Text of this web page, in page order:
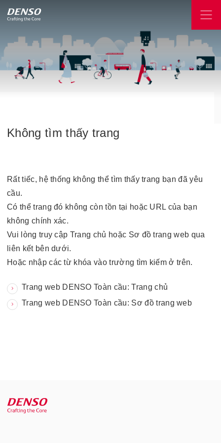
Không tìm thấy trang
Rất tiếc, hệ thống không thể tìm thấy trang bạn đã yêu
cầu.
Có thể trang đó không còn tồn tại hoặc URL của bạn
không chính xác.
Vui lòng truy cập Trang chủ hoặc Sơ đồ trang web qua
liên kết bên dưới.
Hoặc nhập các từ khóa vào trường tìm kiếm ở trên.
Trang web DENSO Toàn cầu: Trang chủ
Trang web DENSO Toàn cầu: Sơ đồ trang web